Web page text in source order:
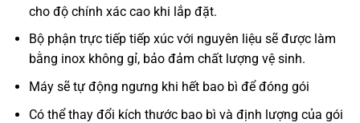
cho độ chính xác cao khi lắp đặt.
Bộ phận trực tiếp tiếp xúc với nguyên liệu sẽ được làm
bằng inox không gỉ, bảo đảm chất lượng vệ sinh.
Máy sẽ tự động ngưng khi hết bao bì để đóng gói
Có thể thay đổi kích thước bao bì và định lượng của gói